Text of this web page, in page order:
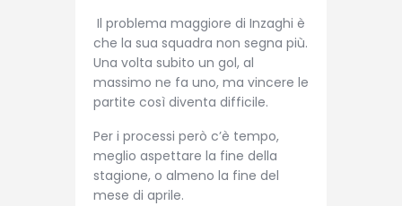
Il problema maggiore di Inzaghi è
che la sua squadra non segna più.
Una volta subito un gol, al
massimo ne fa uno, ma vincere le
partite così diventa difficile.
Per i processi però c’è tempo,
meglio aspettare la fine della
stagione, o almeno la fine del
mese di aprile.